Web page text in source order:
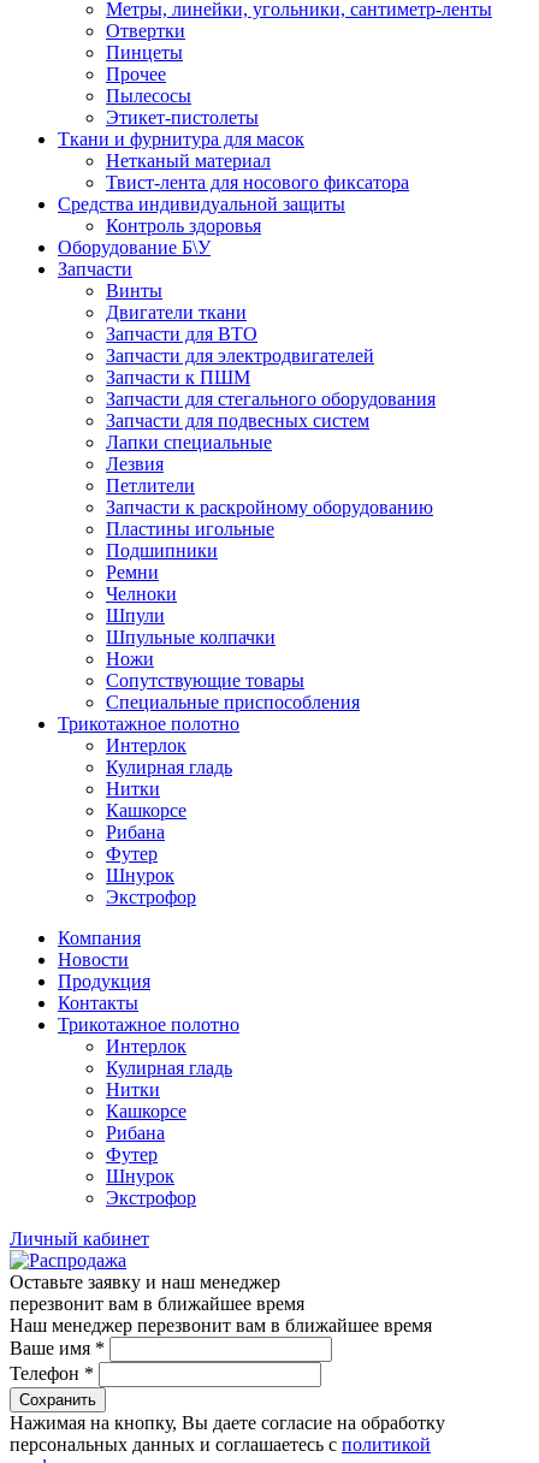
Метры, линейки, угольники, сантиметр-ленты
Отвертки
Пинцеты
Прочее
Пылесосы
Этикет-пистолеты
Ткани и фурнитура для масок
Нетканый материал
Твист-лента для носового фиксатора
Средства индивидуальной защиты
Контроль здоровья
Оборудование Б\У
Запчасти
Винты
Двигатели ткани
Запчасти для ВТО
Запчасти для электродвигателей
Запчасти к ПШМ
Запчасти для стегального оборудования
Запчасти для подвесных систем
Лапки специальные
Лезвия
Петлители
Запчасти к раскройному оборудованию
Пластины игольные
Подшипники
Ремни
Челноки
Шпули
Шпульные колпачки
Ножи
Сопутствующие товары
Специальные приспособления
Трикотажное полотно
Интерлок
Кулирная гладь
Нитки
Кашкорсе
Рибана
Футер
Шнурок
Экстрофор
Компания
Новости
Продукция
Контакты
Трикотажное полотно
Интерлок
Кулирная гладь
Нитки
Кашкорсе
Рибана
Футер
Шнурок
Экстрофор
Личный кабинет
Оставьте заявку и наш менеджер
перезвонит вам в ближайшее время
Наш менеджер перезвонит вам в ближайшее время
Ваше имя *
Телефон *
Сохранить
Нажимая на кнопку, Вы даете согласие на обработку
персональных данных и соглашаетесь с политикой